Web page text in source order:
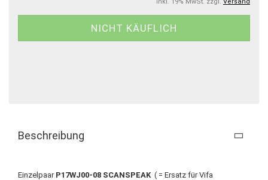
Beschreibung
Einzelpaar P17WJ00-08 SCANSPEAK( = Ersatz für Vifa